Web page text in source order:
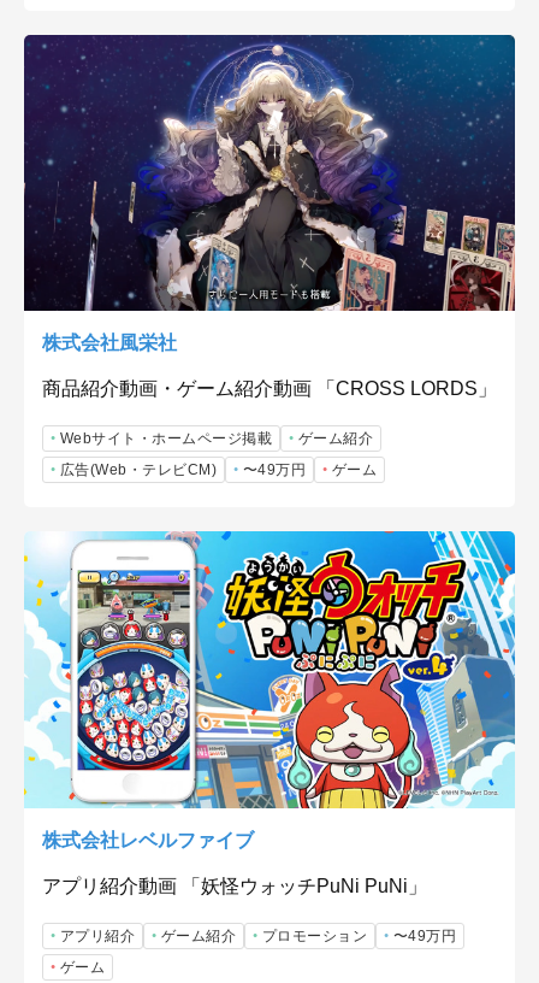
株式会社風栄社
商品紹介動画・ゲーム紹介動画 「CROSS LORDS」
Webサイト・ホームページ掲載
ゲーム紹介
広告(Web・テレビCM)
〜49万円 ゲーム
株式会社レベルファイブ
アプリ紹介動画 「妖怪ウォッチPuNi PuNi」
アプリ紹介 ゲーム紹介 プロモーション
〜49万円
ゲーム